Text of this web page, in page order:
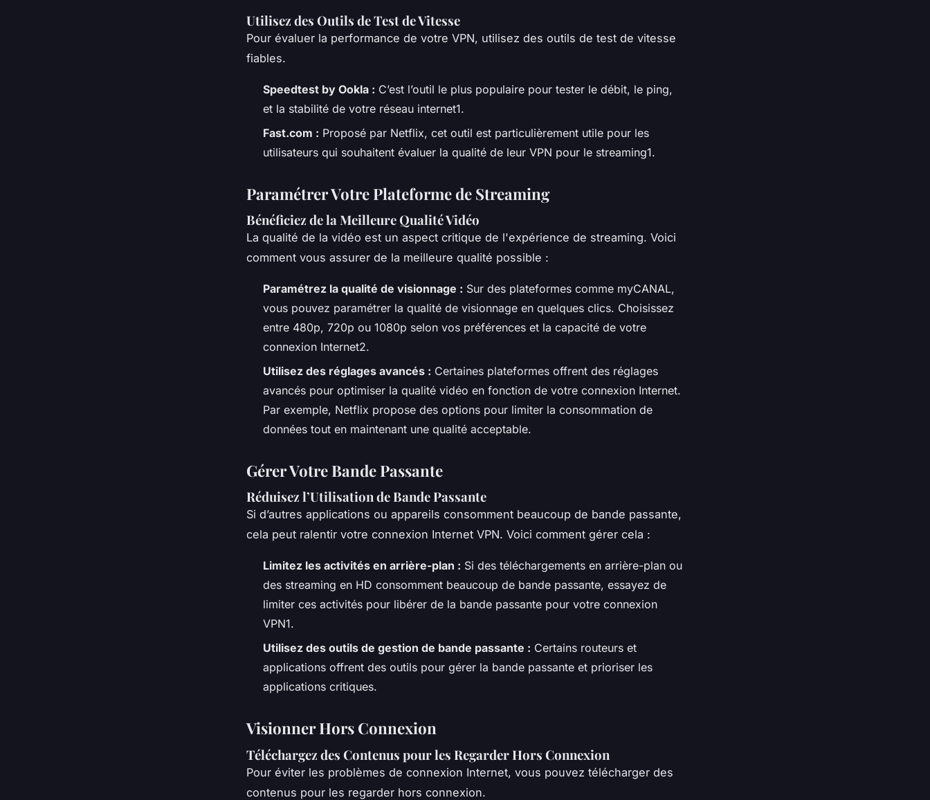
Utilisez des Outils de Test de Vitesse
Pour évaluer la performance de votre VPN, utilisez des outils de test de vitesse
fiables.
Speedtest by Ookla : C’est l’outil le plus populaire pour tester le débit, le ping,
et la stabilité de votre réseau internet1.
Fast.com : Proposé par Netflix, cet outil est particulièrement utile pour les
utilisateurs qui souhaitent évaluer la qualité de leur VPN pour le streaming1.
Paramétrer Votre Plateforme de Streaming
Bénéficiez de la Meilleure Qualité Vidéo
La qualité de la vidéo est un aspect critique de l'expérience de streaming. Voici
comment vous assurer de la meilleure qualité possible :
Paramétrez la qualité de visionnage : Sur des plateformes comme myCANAL,
vous pouvez paramétrer la qualité de visionnage en quelques clics. Choisissez
entre 480p, 720p ou 1080p selon vos préférences et la capacité de votre
connexion Internet2.
Utilisez des réglages avancés : Certaines plateformes offrent des réglages
avancés pour optimiser la qualité vidéo en fonction de votre connexion Internet.
Par exemple, Netflix propose des options pour limiter la consommation de
données tout en maintenant une qualité acceptable.
Gérer Votre Bande Passante
Réduisez l’Utilisation de Bande Passante
Si d’autres applications ou appareils consomment beaucoup de bande passante,
cela peut ralentir votre connexion Internet VPN. Voici comment gérer cela :
Limitez les activités en arrière-plan : Si des téléchargements en arrière-plan ou
des streaming en HD consomment beaucoup de bande passante, essayez de
limiter ces activités pour libérer de la bande passante pour votre connexion
VPN1.
Utilisez des outils de gestion de bande passante : Certains routeurs et
applications offrent des outils pour gérer la bande passante et prioriser les
applications critiques.
Visionner Hors Connexion
Téléchargez des Contenus pour les Regarder Hors Connexion
Pour éviter les problèmes de connexion Internet, vous pouvez télécharger des
contenus pour les regarder hors connexion.